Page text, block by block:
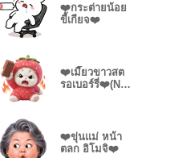
❤️กระต่ายน้อย
ขี้เกียจ❤️
❤️เมี๊ยวขาวสต
รอเบอร์รี่❤️(No
❤️ขุ่นแม่ หน้า
ตลก อิโมจิ❤️